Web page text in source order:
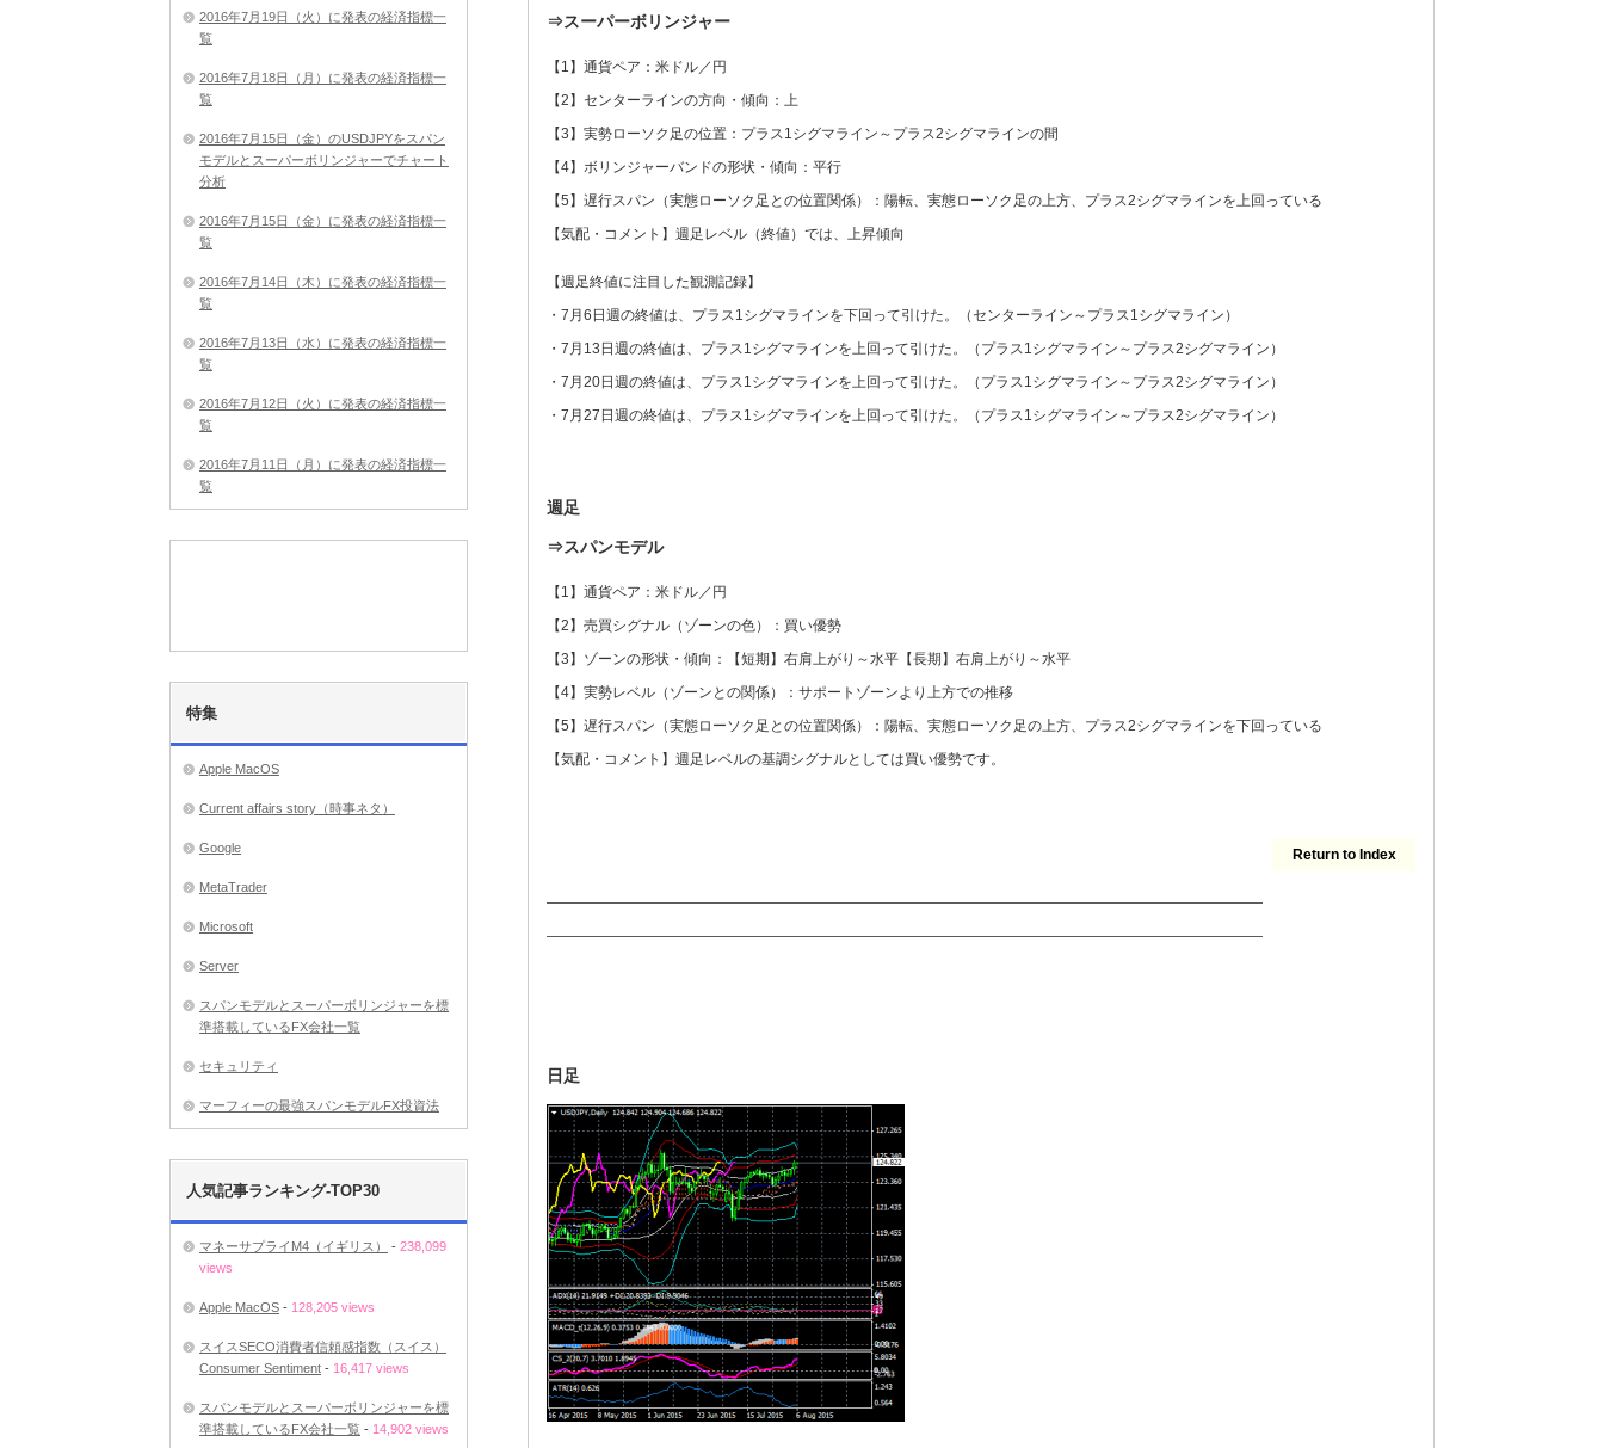
⇒スーパーボリンジャー
【1】通貨ペア：米ドル／円
【2】センターラインの方向・傾向：上
【3】実勢ローソク足の位置：プラス1シグマライン～プラス2シグマラインの間
【4】ボリンジャーバンドの形状・傾向：平行
【5】遅行スパン（実態ローソク足との位置関係）：陽転、実態ローソク足の上方、プラス2シグマラインを上回っている
【気配・コメント】週足レベル（終値）では、上昇傾向
【週足終値に注目した観測記録】
・7月6日週の終値は、プラス1シグマラインを下回って引けた。（センターライン～プラス1シグマライン）
・7月13日週の終値は、プラス1シグマラインを上回って引けた。（プラス1シグマライン～プラス2シグマライン）
・7月20日週の終値は、プラス1シグマラインを上回って引けた。（プラス1シグマライン～プラス2シグマライン）
・7月27日週の終値は、プラス1シグマラインを上回って引けた。（プラス1シグマライン～プラス2シグマライン）
週足
⇒スパンモデル
【1】通貨ペア：米ドル／円
【2】売買シグナル（ゾーンの色）：買い優勢
【3】ゾーンの形状・傾向：【短期】右肩上がり～水平【長期】右肩上がり～水平
【4】実勢レベル（ゾーンとの関係）：サポートゾーンより上方での推移
【5】遅行スパン（実態ローソク足との位置関係）：陽転、実態ローソク足の上方、プラス2シグマラインを下回っている
【気配・コメント】週足レベルの基調シグナルとしては買い優勢です。
Return to Index
——————————————————————————————————————————————————
——————————————————————————————————————————————————
日足
2016年7月19日（火）に発表の経済指標一
覧
2016年7月18日（月）に発表の経済指標一
覧
2016年7月15日（金）のUSDJPYをスパン
モデルとスーパーボリンジャーでチャート
分析
2016年7月15日（金）に発表の経済指標一
覧
2016年7月14日（木）に発表の経済指標一
覧
2016年7月13日（水）に発表の経済指標一
覧
2016年7月12日（火）に発表の経済指標一
覧
2016年7月11日（月）に発表の経済指標一
覧
特集
Apple MacOS
Current affairs story（時事ネタ）
Google
MetaTrader
Microsoft
Server
スパンモデルとスーパーボリンジャーを標
準搭載しているFX会社一覧
セキュリティ
マーフィーの最強スパンモデルFX投資法
人気記事ランキング-TOP30
マネーサプライM4（イギリス） - 238,099
views
Apple MacOS - 128,205 views
スイスSECO消費者信頼感指数（スイス）
Consumer Sentiment - 16,417 views
スパンモデルとスーパーボリンジャーを標
準搭載しているFX会社一覧 - 14,902 views